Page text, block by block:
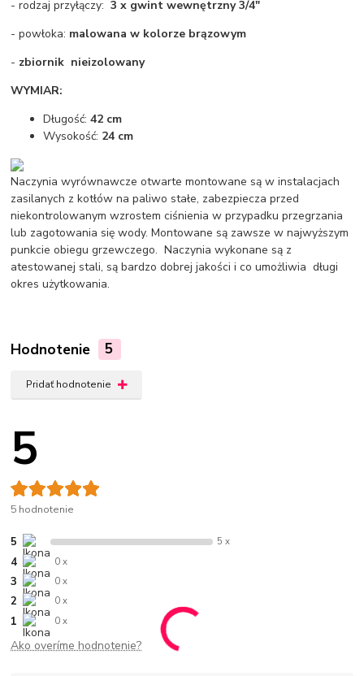
- rodzaj przyłączy: 3 x gwint wewnętrzny 3/4"
- powłoka: malowana w kolorze brązowym
- zbiornik nieizolowany
WYMIAR:
Długość:42 cm
Wysokość: 24 cm
Naczynia wyrównawcze otwarte montowane są w instalacjach
zasilanych z kotłów na paliwo stałe, zabezpiecza przed
niekontrolowanym wzrostem ciśnienia w przypadku przegrzania
lub zagotowania się wody. Montowane są zawsze w najwyższym
punkcie obiegu grzewczego. Naczynia wykonane są z
atestowanej stali, są bardzo dobrej jakości i co umożliwia długi
okres użytkowania.
Hodnotenie 5
Pridať hodnotenie
5
5 hodnotenie
5 5 x
4 0 x
3 0 x
2 0 x
1 0 x
Ako overíme hodnotenie?